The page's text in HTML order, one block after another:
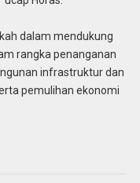
dalam mendukung
rangka penanganan
infrastruktur dan
pemulihan ekonomi